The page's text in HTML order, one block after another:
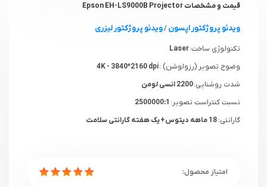
قیمت و مشخصات Epson EH-LS9000B Projector
ویدئو پروژکتور اپسون/ویدئو پروژکتور لیزری
تکنولوژی ساخت:Laser
وضوح تصویر (رزولوشن) :
شدت روشنایی:2200 انسی لومن
نسبت کنتراست تصویر:
گارانتی: